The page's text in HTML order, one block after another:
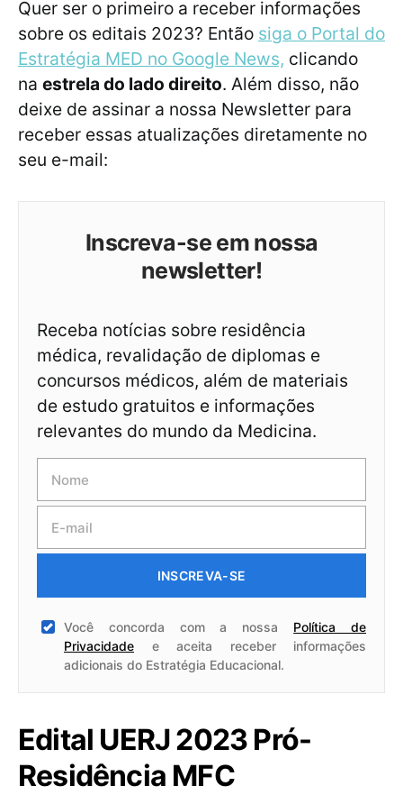
Quer ser o primeiro a receber informações
sobre os editais 2023? Então siga o Portal do
Estratégia MED no Google News, clicando
na estrela do lado direito. Além disso, não
deixe de assinar a nossa Newsletter para
receber essas atualizações diretamente no
seu e-mail:
Inscreva-se em nossa
newsletter!
Receba notícias sobre residência
médica, revalidação de diplomas e
concursos médicos, além de materiais
de estudo gratuitos e informações
relevantes do mundo da Medicina.
INSCREVA-SE
Você concorda com a nossa Política de
Privacidade e aceita receber informações
adicionais do Estratégia Educacional.
Edital UERJ 2023 Pró-
Residência MFC